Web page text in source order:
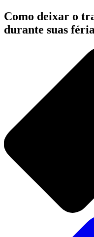
Como deixar o
durante suas